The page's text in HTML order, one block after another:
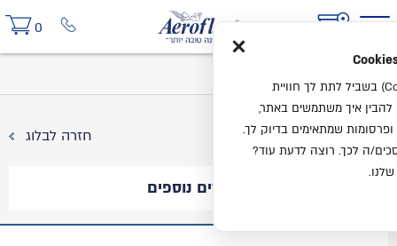
0
חזרה לבלוג
מאמרים נוספים
×
אנחנו משתמשים בעוגיות (Cookies) בשביל לתת לך חוויית
להבין איך משתמשים באתר,
שמתאימים בדיוק לך.
ה לכך. רוצה לדעת עוד?